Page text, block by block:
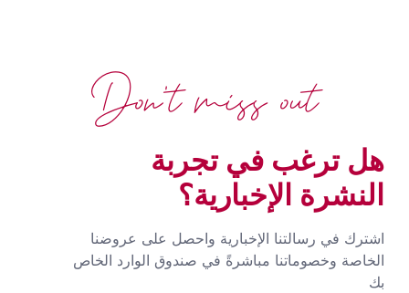
هل ترغب في تجربة
النشرة الإخبارية؟
اشترك في رسالتنا الإخبارية واحصل على عروضنا
الخاصة وخصوماتنا مباشرةً في صندوق الوارد الخاص
بك
Don't miss out